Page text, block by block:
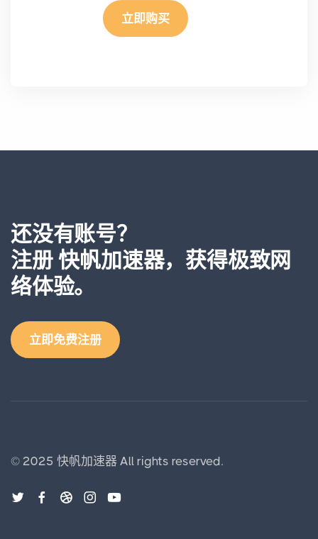
立即购买
还没有账号？
注册 快帆加速器，获得极致网
络体验。
立即免费注册
© 2025 快帆加速器 All rights reserved.